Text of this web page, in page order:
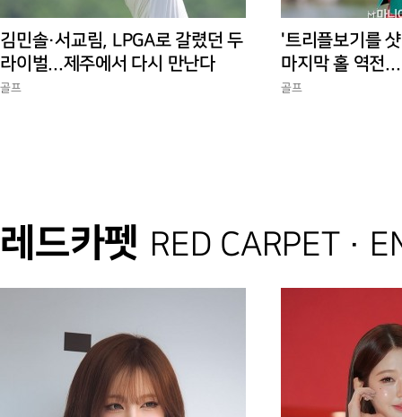
김민솔·서교림, LPGA로 갈렸던 두
라이벌...제주에서 다시 만난다
골프
'트리플보기를
마지막 홀 역전
10승 완성
골프
레드카펫 RED CARPET ·